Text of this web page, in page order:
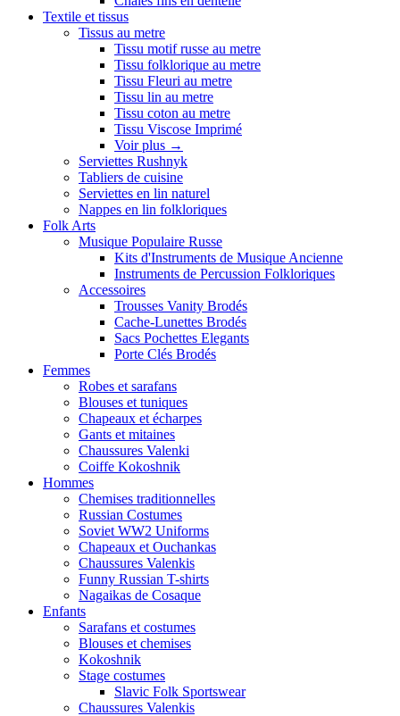
Textile et tissus
Tissus au metre
Tissu motif russe au metre
Tissu folklorique au metre
Tissu Fleuri au metre
Tissu lin au metre
Tissu coton au metre
Tissu Viscose Imprimé
Voir plus →
Serviettes Rushnyk
Tabliers de cuisine
Serviettes en lin naturel
Nappes en lin folkloriques
Folk Arts
Musique Populaire Russe
Kits d'Instruments de Musique Ancienne
Instruments de Percussion Folkloriques
Accessoires
Trousses Vanity Brodés
Cache-Lunettes Brodés
Sacs Pochettes Elegants
Porte Clés Brodés
Femmes
Robes et sarafans
Blouses et tuniques
Chapeaux et écharpes
Gants et mitaines
Chaussures Valenki
Coiffe Kokoshnik
Hommes
Chemises traditionnelles
Russian Costumes
Soviet WW2 Uniforms
Chapeaux et Ouchankas
Chaussures Valenkis
Funny Russian T-shirts
Nagaikas de Cosaque
Enfants
Sarafans et costumes
Blouses et chemises
Kokoshnik
Stage costumes
Slavic Folk Sportswear
Chaussures Valenkis